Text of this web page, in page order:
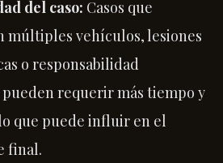
del caso: Casos que
múltiples vehículos, lesiones
o responsabilidad
requerir más tiempo y
que puede influir en el
final.